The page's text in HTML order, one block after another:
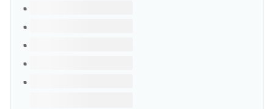
このタイトルの巻号